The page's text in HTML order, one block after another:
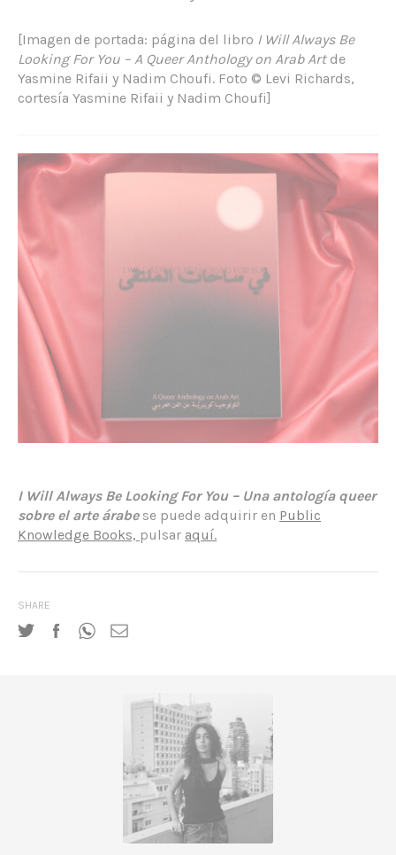
[Imagen de portada: página del libro I Will Always Be
Looking For You – A Queer Anthology on Arab Artde
Yasmine Rifaii y Nadim Choufi. Foto © Levi Richards,
cortesía Yasmine Rifaii y Nadim Choufi]
I Will Always Be Looking For You – Una antología queer
sobre el arte árabese puede adquirir en Public
Knowledge Books, pulsar aquí.
SHARE